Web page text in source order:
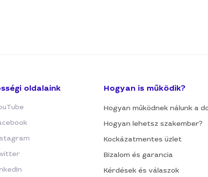
oldalaink Hogyan is működik?
Hogyan működnek nálunk a
Hogyan lehetsz szakember?
Kockázatmentes üzlet
Bizalom és garancia
Kérdések és válaszok